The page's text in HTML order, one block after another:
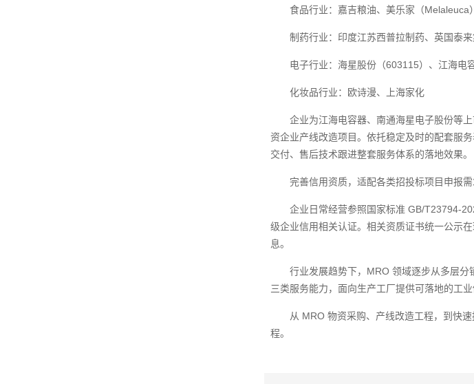
食品行业：嘉吉粮油、美乐家（
制药行业：印度江苏西普拉制药、英国泰
电子行业：海星股份（603115）、江海电
化妆品行业：欧诗漫、上海家化
企业为江海电容器、南通海星电子股份等
资企业产线改造项目。依托稳定及时的配套服
交付、售后技术跟进整套服务体系的落地效果。
完善信用资质，适配各类招投标项目申报需
企业日常经营参照国家标准 GB/T23794-
级企业信用相关认证。相关资质证书统一公示
息。
行业发展趋势下，MRO 领域逐步从多层
三类服务能力，面向生产工厂提供可落地的工业
从 MRO 物资采购、产线改造工程，到快
程。